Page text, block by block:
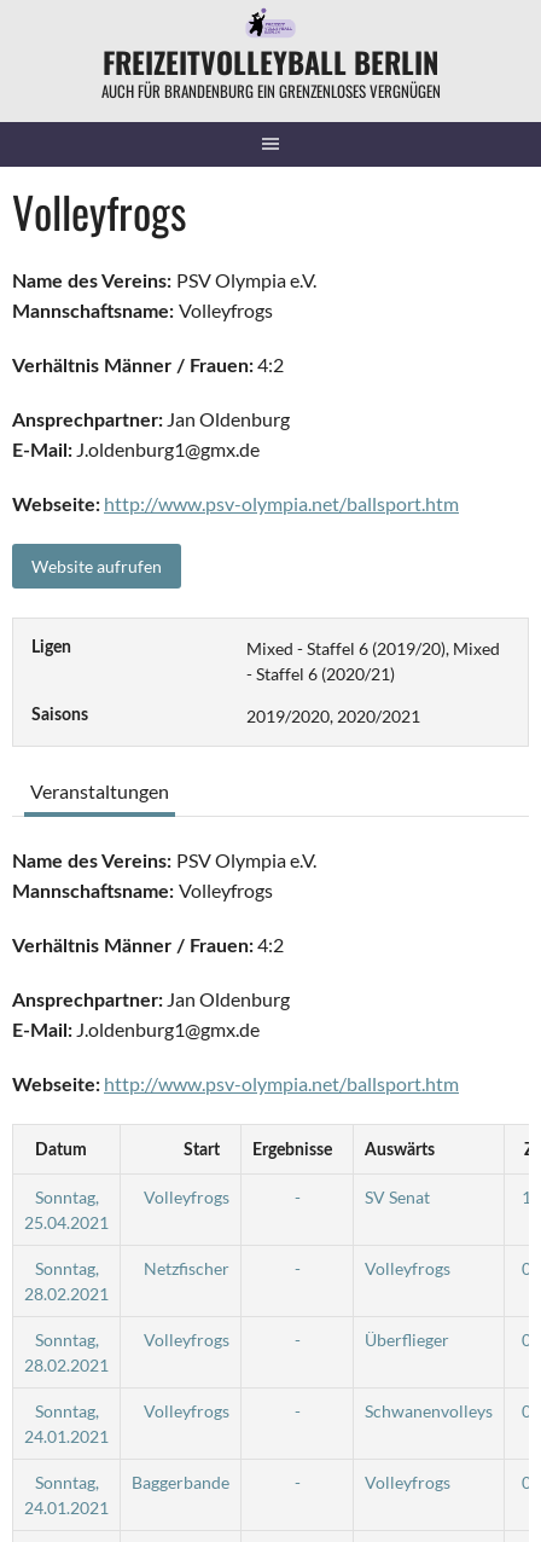
FREIZEITVOLLEYBALL BERLIN
AUCH FÜR BRANDENBURG EIN GRENZENLOSES VERGNÜGEN
Volleyfrogs
Name des Vereins: PSV Olympia e.V.
Mannschaftsname: Volleyfrogs
Verhältnis Männer / Frauen:4:2
Ansprechpartner: Jan Oldenburg
E-Mail: J.oldenburg1@gmx.de
Webseite: http://www.psv-olympia.net/ballsport.htm
Ligen
Mixed - Staffel 6 (2019/20), Mixed
- Staffel 6 (2020/21)
Saisons 2019/2020, 2020/2021
Veranstaltungen
Name des Vereins: PSV Olympia e.V.
Mannschaftsname: Volleyfrogs
Verhältnis Männer / Frauen:4:2
Ansprechpartner: Jan Oldenburg
E-Mail: J.oldenburg1@gmx.de
Webseite: http://www.psv-olympia.net/ballsport.htm
Datum Start Ergebnisse Auswärts
Sonntag,
25.04.2021
Volleyfrogs - SV Senat
Sonntag,
28.02.2021
Netzfischer - Volleyfrogs
Sonntag,
28.02.2021
Volleyfrogs - Überflieger
Sonntag,
24.01.2021
Volleyfrogs - Schwanenvolleys
Sonntag,
24.01.2021
Baggerbande - Volleyfrogs